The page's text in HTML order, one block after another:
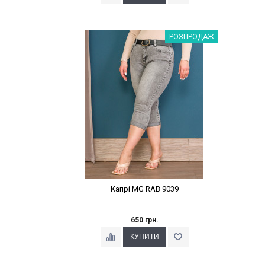
Наклейки Варіант з %РОЗПРОДАЖ
Капрі MG RAB 9039
650 грн.